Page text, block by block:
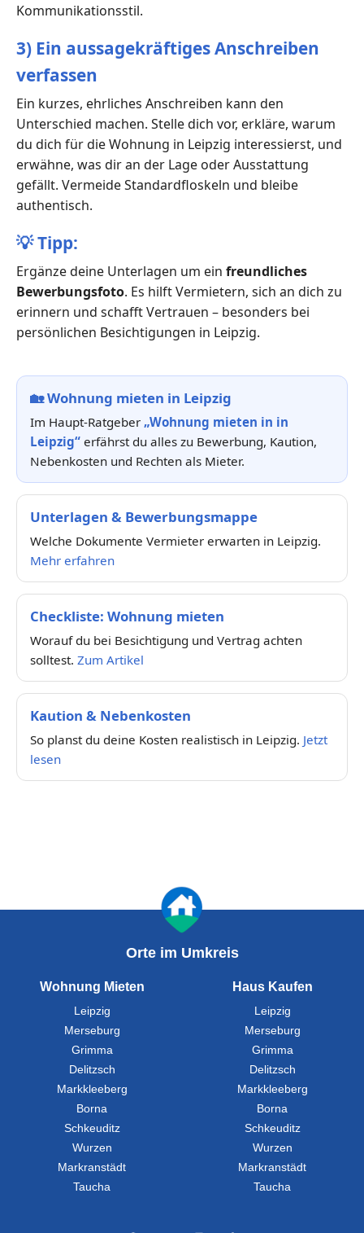
Kommunikationsstil.
3) Ein aussagekräftiges Anschreiben
verfassen
Ein kurzes, ehrliches Anschreiben kann den
Unterschied machen. Stelle dich vor, erkläre, warum
du dich für die Wohnung in Leipzig interessierst, und
erwähne, was dir an der Lage oder Ausstattung
gefällt. Vermeide Standardfloskeln und bleibe
authentisch.
💡Tipp:
Ergänze deine Unterlagen um ein freundliches
Bewerbungsfoto. Es hilft Vermietern, sich an dich zu
erinnern und schafft Vertrauen – besonders bei
persönlichen Besichtigungen in Leipzig.
🏡Wohnung mieten in Leipzig
Im Haupt-Ratgeber „Wohnung mieten in in
Leipzig“ erfährst du alles zu Bewerbung, Kaution,
Nebenkosten und Rechten als Mieter.
Unterlagen & Bewerbungsmappe
Welche Dokumente Vermieter erwarten in Leipzig.
Mehr erfahren
Checkliste: Wohnung mieten
Worauf du bei Besichtigung und Vertrag achten
solltest. Zum Artikel
Kaution & Nebenkosten
So planst du deine Kosten realistisch in Leipzig. Jetzt
lesen
Orte im Umkreis
Wohnung Mieten
Leipzig
Merseburg
Grimma
Delitzsch
Markkleeberg
Borna
Schkeuditz
Wurzen
Markranstädt
Taucha
Haus Kaufen
Leipzig
Merseburg
Grimma
Delitzsch
Markkleeberg
Borna
Schkeuditz
Wurzen
Markranstädt
Taucha